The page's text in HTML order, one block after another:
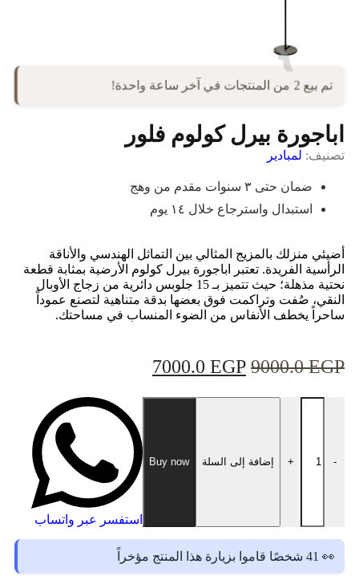
تم بيع 2 من المنتجات في آخر ساعة واحدة!
اباجورة بيرل كولوم فلور
تصنيف: لمبادير
ضمان حتى ٣ سنوات مقدم من وهج
استبدال واسترجاع خلال ١٤ يوم
أضيئي منزلك بالمزيج المثالي بين التماثل الهندسي والأناقة
الرأسية الفريدة. تعتبر اباجورة بيرل كولوم الأرضية بمثابة قطعة
نحتية مذهلة؛ حيث تتميز بـ 15 جلوبس دائرية من زجاج الأوبال
النقي، صُفت وتراكمت فوق بعضها بدقة متناهية لتصنع عموداً
ساحراً يخطف الأنفاس من الضوء المنساب في مساحتك.
9000.0EGP
7000.0 EGP
-
+ إضافة إلى السلة Buy now
استفسر عبر واتساب
👀 41 شخصًا قاموا بزيارة هذا المنتج مؤخراً